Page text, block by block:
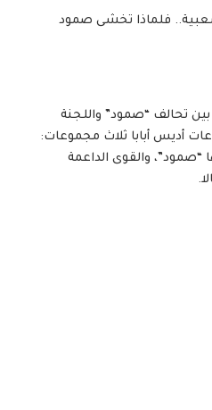
شعبية.. فلماذا تخشى صمود
بين تحالف “صمود” واللجنة
أديس أبابا ثلاث مجموعات:
“صمود”، والقوى الداعمة